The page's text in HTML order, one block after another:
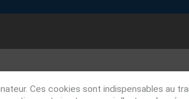
Ces cookies sont indispensables au